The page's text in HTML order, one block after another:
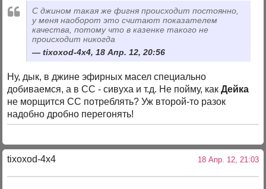
С джином такая же фигня происходит постоянно,
у меня наоборот это считают показателем
качества, потому что в казенке такого не
происходит никогда
tixoxod-4x4, 18 Апр. 12, 20:56
Ну, дык, в джине эфирных масел специально
добиваемся, а в СС - сивуха и т.д. Не пойму, какДейка
не морщится СС потреблять? Уж второй-то разок
надобно дробно перегонять!
tixoxod-4x4 18 Апр. 12, 21:03